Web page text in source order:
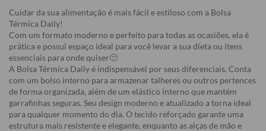
Cuidar da sua alimentação é mais fácil e estiloso com a Bolsa
Térmica Daily!
Com um formato moderno e perfeito para todas as ocasiões, ela é
prática e possui espaço ideal para você levar a sua dieta ou itens
essenciais para onde quiser🙂
A Bolsa Térmica Daily é indispensável por seus diferenciais. Conta
com um bolso interno para armazenar talheres ou outros pertences
de forma organizada, além de um elástico interno que mantém
garrafinhas seguras. Seu design moderno e atualizado a torna ideal
para qualquer momento do dia. O tecido reforçado garante uma
estrutura mais resistente e elegante, enquanto as alças de mão e